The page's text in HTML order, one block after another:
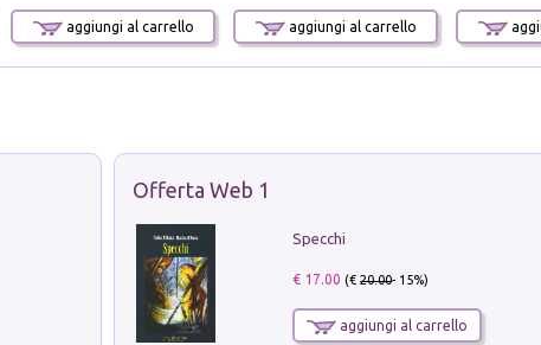
aggiungi al carrello aggiungi al carrello
Offerta Web 1
Specchi
€ 17.00 (€20.00- 15%)
aggiungi al carrello